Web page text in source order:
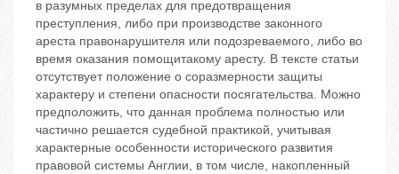
в разумных пределах для предотвращения
преступления, либо при производстве законного
ареста правонарушителя или подозреваемого, либо во
время оказания помощитакому аресту. В тексте статьи
отсутствует положение о соразмерности защиты
характеру и степени опасности посягательства. Можно
предположить, что данная проблема полностью или
частично решается судебной практикой, учитывая
характерные особенности исторического развития
правовой системы Англии, в том числе, накопленный